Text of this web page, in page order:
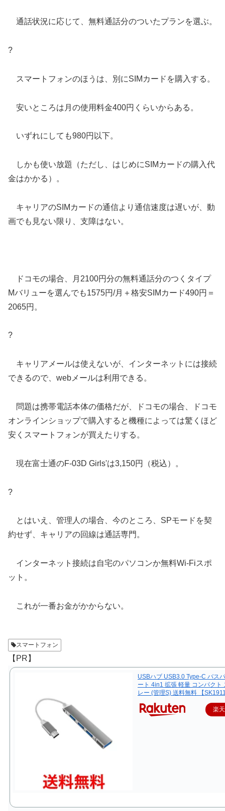
通話状況に応じて、無料通話分のついたプランを選ぶ。
?
スマートフォンのほうは、別にSIMカードを購入する。
安いところは月の使用料金400円くらいからある。
いずれにしても980円以下。
しかも使い放題（ただし、はじめにSIMカードの購入代
金はかかる）。
キャリアのSIMカードの通信より通信速度は遅いが、動
画でも見ない限り、支障はない。
ドコモの場合、月2100円分の無料通話分のつくタイプ
Mバリューを選んでも1575円/月＋格安SIMカード490円＝
2065円。
?
キャリアメールは使えないが、インターネットには接続
できるので、webメールは利用できる。
問題は携帯電話本体の価格だが、ドコモの場合、ドコモ
オンラインショップで購入すると機種によっては驚くほど
安くスマートフォンが買えたりする。
現在富士通のF-03D Girls'は3,150円（税込）。
?
とはいえ、管理人の場合、今のところ、SPモードを契
約せず、キャリアの回線は通話専門。
インターネット接続は自宅のパソコンか無料Wi-Fiスポ
ット。
これが一番お金がかからない。
スマートフォン
【PR】
USBハブ USB3.0 Type-C バス
ート 4in1 拡張 軽量 コンパクト
レー (管理S) 送料無料 【
楽